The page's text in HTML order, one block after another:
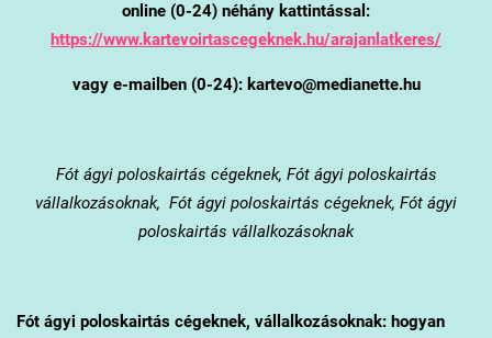
online (0-24) néhány kattintással:
https://www.kartevoirtascegeknek.hu/arajanlatkeres/
vagy e-mailben (0-24): kartevo@medianette.hu
Fótágyi poloskairtás cégeknek, Fót ágyi poloskairtás
vállalkozásoknak, Fót ágyi poloskairtás cégeknek, Fót ágyi
poloskairtás vállalkozásoknak
Fótágyi poloskairtás cégeknek, vállalkozásoknak: hogyan